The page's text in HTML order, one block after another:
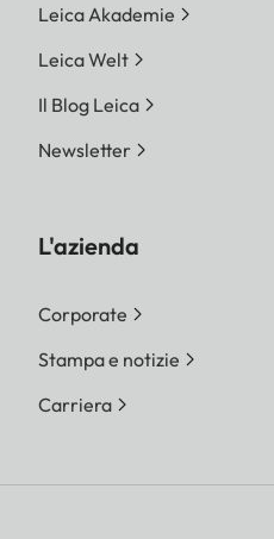
Leica Akademie
Leica Welt
Il Blog Leica
Newsletter
L'azienda
Corporate
Stampa e notizie
Carriera